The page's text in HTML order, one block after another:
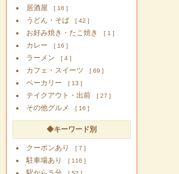
居酒屋 [ 16 ]
うどん・そば [ 42 ]
お好み焼き・たこ焼き [ 1 ]
カレー [ 16 ]
ラーメン [ 4 ]
カフェ・スイーツ [ 69 ]
ベーカリー [ 13 ]
テイクアウト・出前 [ 27 ]
その他グルメ [ 16 ]
◆キーワード別
クーポンあり [ 7 ]
駐車場あり [ 116 ]